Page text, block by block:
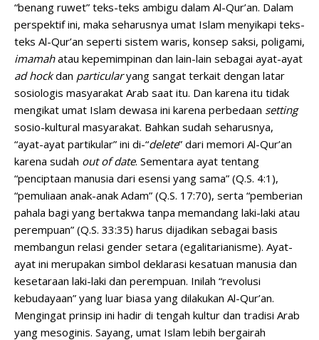
“benang ruwet” teks-teks ambigu dalam Al-Qur’an. Dalam
perspektif ini, maka seharusnya umat Islam menyikapi teks-
teks Al-Qur’an seperti sistem waris, konsep saksi, poligami,
imamahatau kepemimpinan dan lain-lain sebagai ayat-ayat
ad hockdan particularyang sangat terkait dengan latar
sosiologis masyarakat Arab saat itu. Dan karena itu tidak
mengikat umat Islam dewasa ini karena perbedaan setting
sosio-kultural masyarakat. Bahkan sudah seharusnya,
“ayat-ayat partikular” ini di-“delete” dari memori Al-Qur’an
karena sudah out of date. Sementara ayat tentang
“penciptaan manusia dari esensi yang sama” (Q.S. 4:1),
“pemuliaan anak-anak Adam” (Q.S. 17:70), serta “pemberian
pahala bagi yang bertakwa tanpa memandang laki-laki atau
perempuan” (Q.S. 33:35) harus dijadikan sebagai basis
membangun relasi gender setara (egalitarianisme). Ayat-
ayat ini merupakan simbol deklarasi kesatuan manusia dan
kesetaraan laki-laki dan perempuan. Inilah “revolusi
kebudayaan” yang luar biasa yang dilakukan Al-Qur’an.
Mengingat prinsip ini hadir di tengah kultur dan tradisi Arab
yang mesoginis. Sayang, umat Islam lebih bergairah